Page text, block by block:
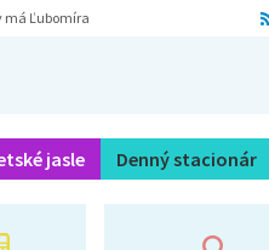
má Ľubomíra
jasle Denný stacionár